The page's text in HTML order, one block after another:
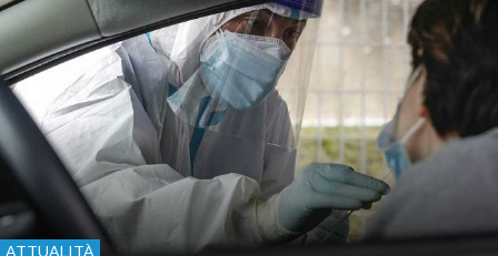
ATTUALITÀ